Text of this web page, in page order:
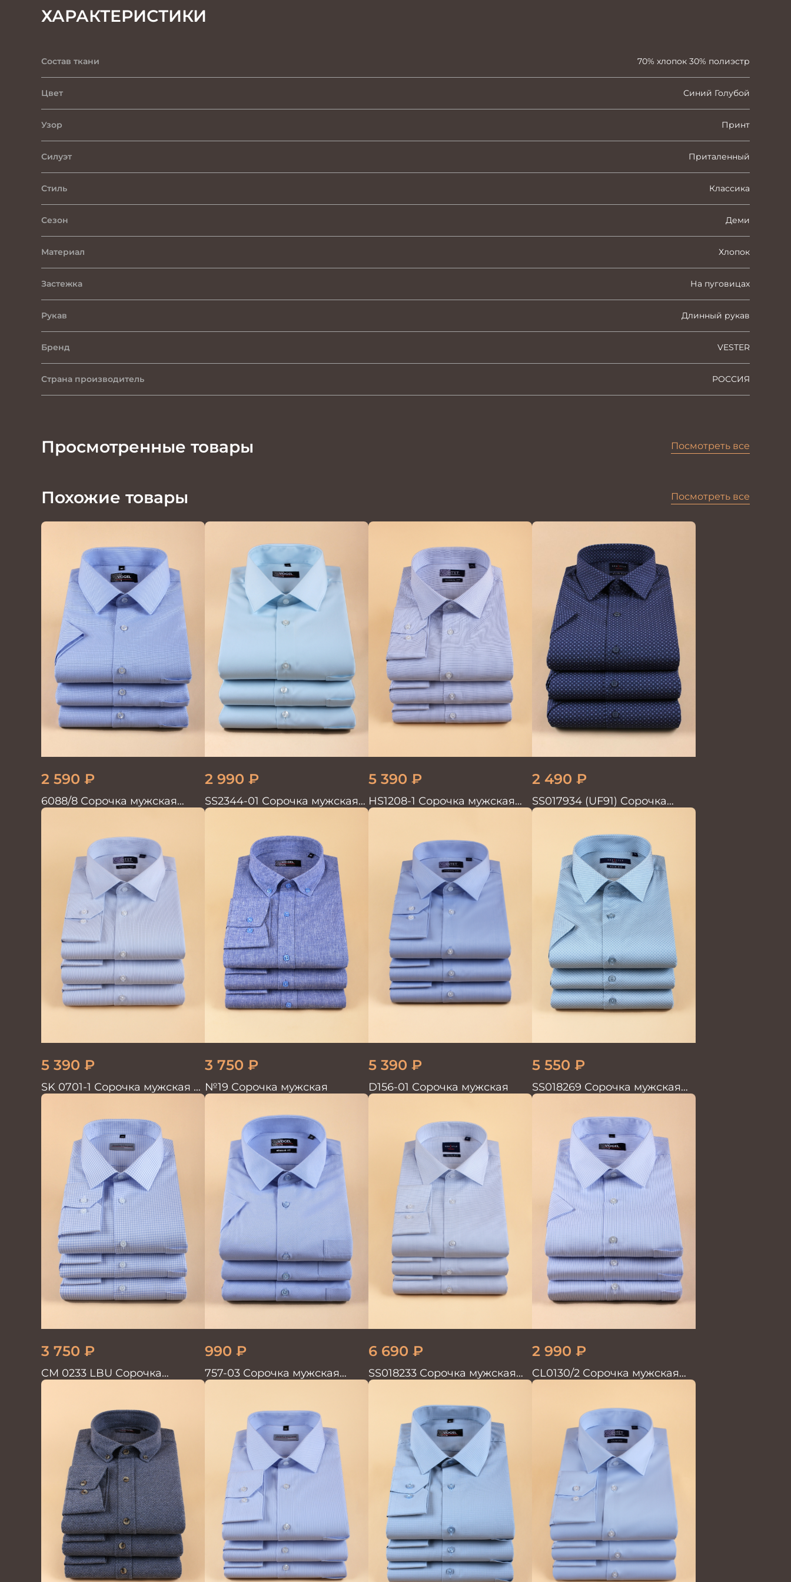
ХАРАКТЕРИСТИКИ
Состав ткани 70% хлопок 30% полиэстр
Цвет Синий Голубой
Узор Принт
Силуэт Приталенный
Стиль Классика
Сезон Деми
Материал Хлопок
Застежка На пуговицах
Рукав Длинный рукав
Бренд VESTER
Страна производитель РОССИЯ
Просмотренные товары Посмотреть все
Похожие товары Посмотреть все
2 590 ₽
6088/8 Сорочка мужская
кор.рукав
2 990 ₽
SS2344-01 Сорочка мужская
кор.рукав
5 390 ₽
HS1208-1 Сорочка мужская
голубая мел.клетка
2 490 ₽
SS017934 (UF91) Сорочка
мужская кор. рук. GROSTYLE
5 390 ₽
SK 0701-1 Сорочка мужская с
шёлком
3 750 ₽
№19 Сорочка мужская
5 390 ₽
D156-01 Сорочка мужская
5 550 ₽
SS018269 Сорочка мужская
кор.рукав GROSTYLE PRIME
3 750 ₽
CM 0233 LBU Сорочка
мужская
990 ₽
757-03 Сорочка мужская
кор.рукав
6 690 ₽
SS018233 Сорочка мужская
GROSTYLE TRENDY
2 990 ₽
CL0130/2 Сорочка мужская
кор.рукав